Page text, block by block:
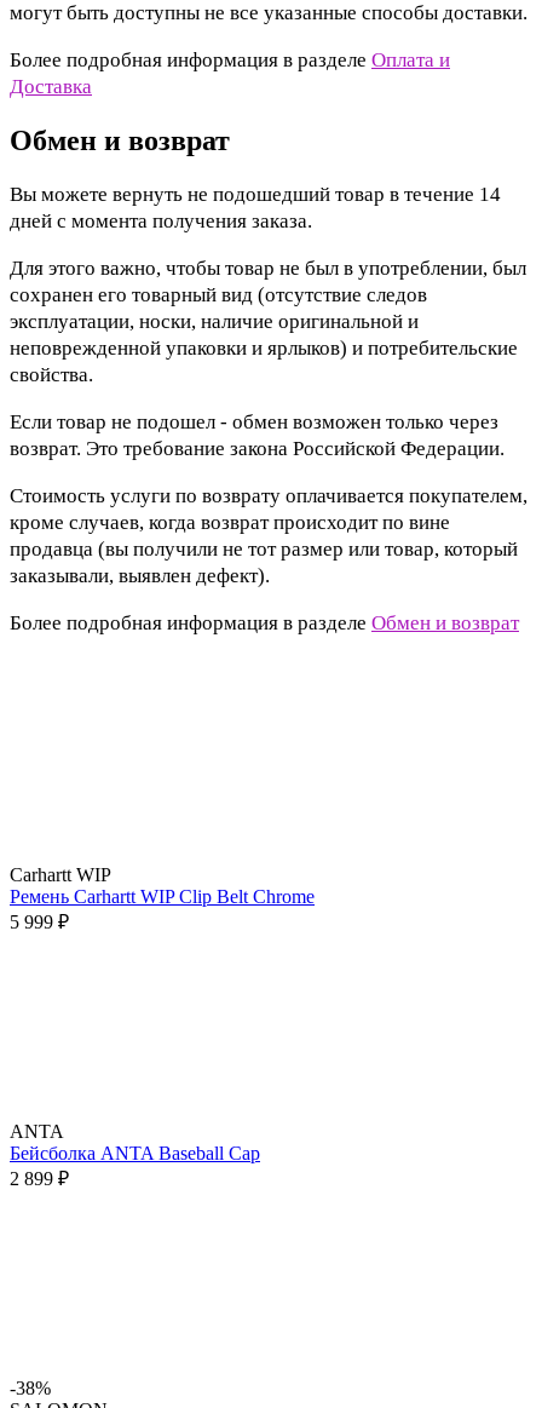
могут быть доступны не все указанные способы доставки.
Более подробная информация в разделе Оплата и
Доставка
Обмен и возврат
Вы можете вернуть не подошедший товар в течение 14
дней с момента получения заказа.
Для этого важно, чтобы товар не был в употреблении, был
сохранен его товарный вид (отсутствие следов
эксплуатации, носки, наличие оригинальной и
неповрежденной упаковки и ярлыков) и потребительские
свойства.
Если товар не подошел - обмен возможен только через
возврат. Это требование закона Российской Федерации.
Стоимость услуги по возврату оплачивается покупателем,
кроме случаев, когда возврат происходит по вине
продавца (вы получили не тот размер или товар, который
заказывали, выявлен дефект).
Более подробная информация в разделе Обмен и возврат
Carhartt WIP
Ремень Carhartt WIP Clip Belt Chrome
5 999 ₽
ANTA
Бейсболка ANTA Baseball Cap
2 899 ₽
-38%